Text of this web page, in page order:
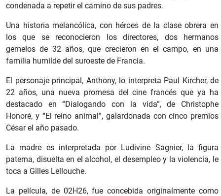
condenada a repetir el camino de sus padres.
Una historia melancólica, con héroes de la clase obrera en
los que se reconocieron los directores, dos hermanos
gemelos de 32 años, que crecieron en el campo, en una
familia humilde del suroeste de Francia.
El personaje principal, Anthony, lo interpreta Paul Kircher, de
22 años, una nueva promesa del cine francés que ya ha
destacado en “Dialogando con la vida”, de Christophe
Honoré, y “El reino animal”, galardonada con cinco premios
César el año pasado.
La madre es interpretada por Ludivine Sagnier, la figura
paterna, disuelta en el alcohol, el desempleo y la violencia, le
toca a Gilles Lellouche.
La película, de 02H26, fue concebida originalmente como